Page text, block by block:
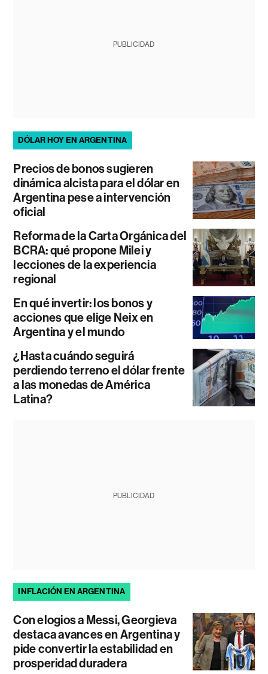
PUBLICIDAD
DÓLAR HOY EN ARGENTINA
Precios de bonos sugieren
dinámica alcista para el dólar en
Argentina pese a intervención
oficial
Reforma de la Carta Orgánica del
BCRA: qué propone Milei y
lecciones de la experiencia
regional
En qué invertir: los bonos y
acciones que elige Neix en
Argentina y el mundo
¿Hasta cuándo seguirá
perdiendo terreno el dólar frente
a las monedas de América
Latina?
PUBLICIDAD
INFLACIÓN EN ARGENTINA
Con elogios a Messi, Georgieva
destaca avances en Argentina y
pide convertir la estabilidad en
prosperidad duradera